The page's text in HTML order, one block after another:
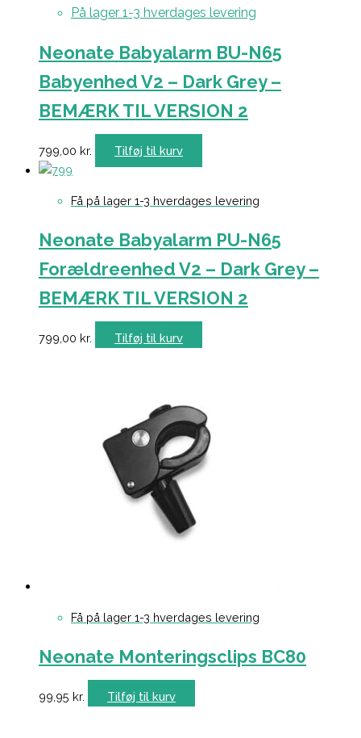
På lager 1-3 hverdages levering
Neonate Babyalarm BU-N65
Babyenhed V2 – Dark Grey –
BEMÆRK TIL VERSION 2
799,00 kr. Tilføj til kurv
Få på lager 1-3 hverdages levering
Neonate Babyalarm PU-N65
Forældreenhed V2 – Dark Grey –
BEMÆRK TIL VERSION 2
799,00 kr. Tilføj til kurv
Få på lager 1-3 hverdages levering
Neonate Monteringsclips BC80
99,95 kr. Tilføj til kurv